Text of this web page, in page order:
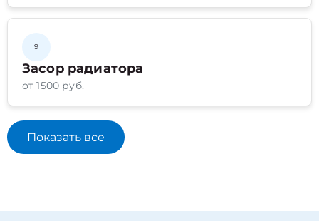
9
Засор радиатора
от 1500 руб.
Показать все